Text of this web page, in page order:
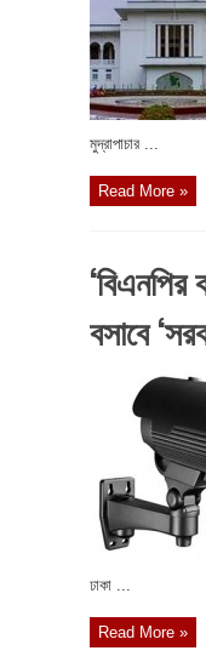
মুদ্রাপাচার ...
Read More »
‘বিএনপির
বসাবে
ঢাকা ...
Read More »